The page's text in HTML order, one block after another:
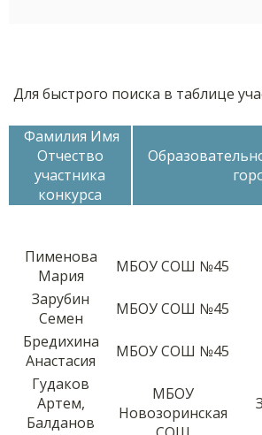
Для быстрого поиска в таблице
Фамилия Имя
Отчество
участника
конкурса
Пименова
Мария
МБОУ СОШ №45
Зарубин
Семен
МБОУ СОШ №45
Бредихина
Анастасия
МБОУ СОШ №45
Гудаков
Артем,
Балданов
МБОУ
Новозоринская